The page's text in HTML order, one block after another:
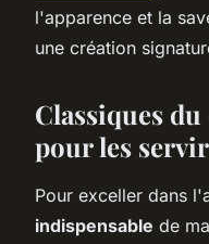
l'apparence et la
une création
Classiques
pour les
Pour exceller dans
indispensable de